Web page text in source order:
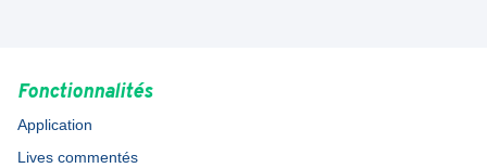
Fonctionnalités
Application
Lives commentés